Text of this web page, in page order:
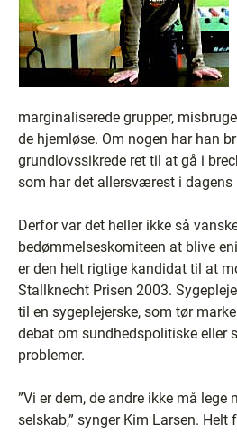
marginaliserede grupper,
de hjemløse. Om nogen har han
grundlovssikrede ret til at gå i
som har det allersværest i dagens
Derfor var det heller ikke så
bedømmelseskomiteen at blive
er den helt rigtige kandidat til at
Stallknecht Prisen 2003.
til en sygeplejerske, som tør
debat om sundhedspolitiske eller
problemer.
”Vi er dem, de andre ikke må lege
selskab,” synger Kim Larsen.